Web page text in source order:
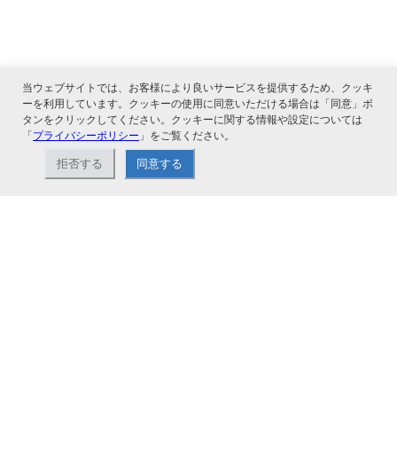
関連サービス
当ウェブサイトでは、お客様により良いサービスを提供するため、クッキ
ーを利用しています。クッキーの使用に同意いただける場合は「同意」ボ
タンをクリックしてください。クッキーに関する情報や設定については
「プライバシーポリシー 」をご覧ください。
拒否する 同意する